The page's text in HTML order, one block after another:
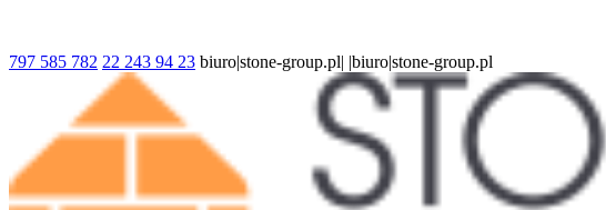
797 585 782 22 243 94 23 biuro|stone-group.pl| |biuro|stone-group.pl